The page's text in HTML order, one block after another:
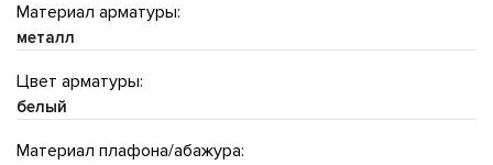
Материал арматуры:
металл
Цвет арматуры:
белый
Материал плафона/абажура: